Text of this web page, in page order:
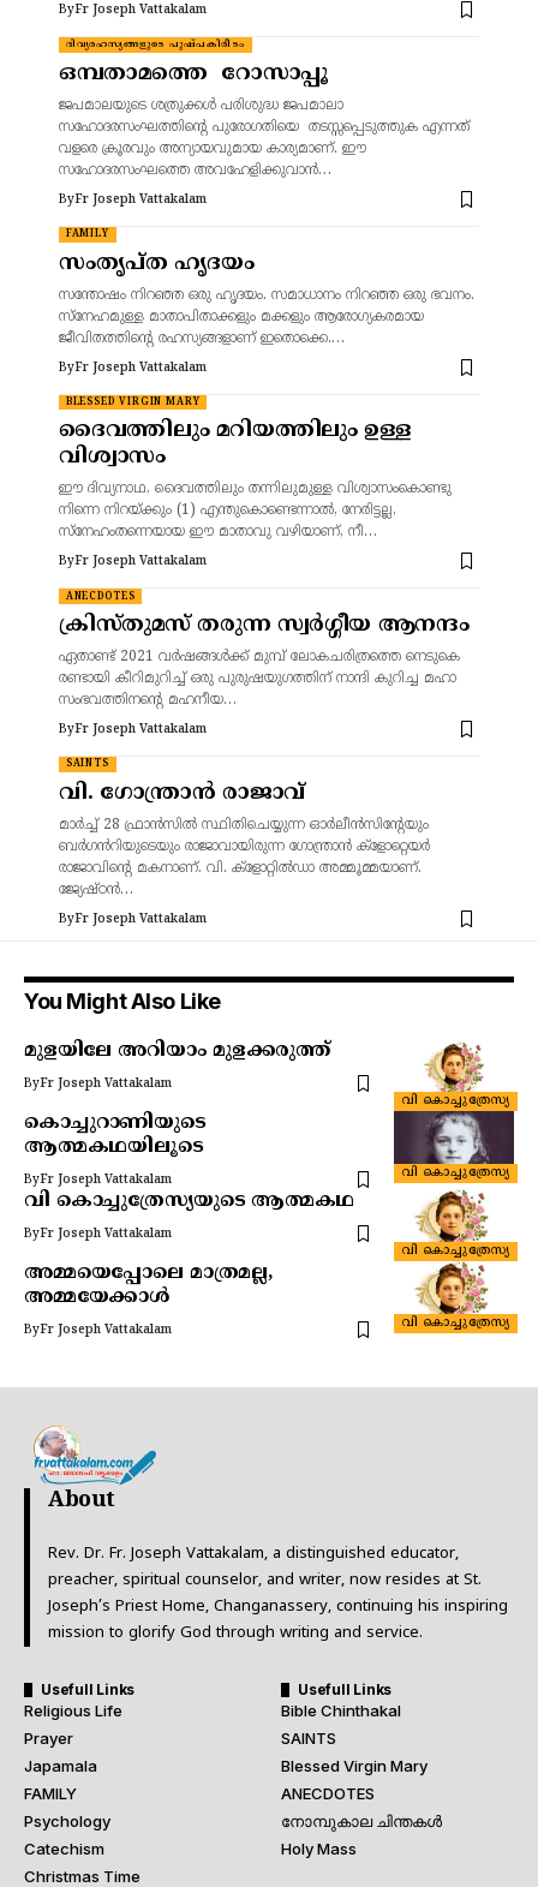
ByFr Joseph Vattakalam
ദിവ്യരഹസ്യങ്ങളുടെ പുഷ്പകിരീടം
ഒമ്പതാമത്തെ റോസാപ്പൂ
ജപമാലയുടെ ശത്രുക്കൾ പരിശുദ്ധ ജപമാലാ
സഹോദരസംഘത്തിന്റെ പുരോഗതിയെ തടസ്സപ്പെടുത്തുക എന്നത്
വളരെ ക്രൂരവും അന്യായവുമായ കാര്യമാണ്. ഈ
സഹോദരസംഘത്തെ അവഹേളിക്കുവാൻ…
ByFr Joseph Vattakalam
FAMILY
സംതൃപ്ത ഹൃദയം
സന്തോഷം നിറഞ്ഞ ഒരു ഹൃദയം. സമാധാനം നിറഞ്ഞ ഒരു ഭവനം.
സ്നേഹമുള്ള മാതാപിതാക്കളും മക്കളും ആരോഗ്യകരമായ
ജീവിതത്തിന്റെ രഹസ്യങ്ങളാണ് ഇതൊക്കെ.…
ByFr Joseph Vattakalam
BLESSED VIRGIN MARY
ദൈവത്തിലും മറിയത്തിലും ഉള്ള
വിശ്വാസം
ഈ ദിവ്യനാഥ, ദൈവത്തിലും തന്നിലുമുള്ള വിശ്വാസംകൊണ്ടു
നിന്നെ നിറയ്ക്കും (1) എന്തുകൊണ്ടെന്നാൽ, നേരിട്ടല്ല,
സ്നേഹംതന്നെയായ ഈ മാതാവു വഴിയാണ്, നീ…
ByFr Joseph Vattakalam
ANECDOTES
ക്രിസ്തുമസ് തരുന്ന സ്വർഗ്ഗീയ ആനന്ദം
ഏതാണ്ട് 2021 വർഷങ്ങൾക്ക് മുമ്പ് ലോകചരിത്രത്തെ നെടുകെ
രണ്ടായി കീറിമുറിച്ച് ഒരു പുരുഷയുഗത്തിന് നാന്ദി കുറിച്ച മഹാ
സംഭവത്തിനന്റെ മഹനീയ…
ByFr Joseph Vattakalam
SAINTS
വി. ഗോന്ത്രാൻ രാജാവ്
മാർച്ച് 28 ഫ്രാൻസിൽ സ്ഥിതിചെയ്യുന്ന ഓർലീൻസിന്റേയും
ബർഗൻറിയുടെയും രാജാവായിരുന്ന ഗോന്ത്രാൻ ക്ളോറ്റെയർ
രാജാവിന്റെ മകനാണ്. വി. ക്ളോറ്റിൽഡാ അമ്മൂമ്മയാണ്.
ജ്യേഷ്ഠൻ…
ByFr Joseph Vattakalam
You Might Also Like
വി കൊച്ചുത്രേസ്യ
മുളയിലേ അറിയാം മുളക്കരുത്ത്
ByFr Joseph Vattakalam
വി കൊച്ചുത്രേസ്യ
കൊച്ചുറാണിയുടെ
ആത്മകഥയിലൂടെ
ByFr Joseph Vattakalam
വി കൊച്ചുത്രേസ്യ
വി കൊച്ചുത്രേസ്യയുടെ ആത്മകഥ
ByFr Joseph Vattakalam
വി കൊച്ചുത്രേസ്യ
അമ്മയെപ്പോലെ മാത്രമല്ല,
അമ്മയേക്കാൾ
ByFr Joseph Vattakalam
About
Rev. Dr. Fr. Joseph Vattakalam, a distinguished educator,
preacher, spiritual counselor, and writer, now resides at St.
Joseph’s Priest Home, Changanassery, continuing his inspiring
mission to glorify God through writing and service.
Usefull Links
Religious Life
Prayer
Japamala
FAMILY
Psychology
Catechism
Christmas Time
Usefull Links
Bible Chinthakal
SAINTS
Blessed Virgin Mary
ANECDOTES
നോമ്പുകാല ചിന്തകൾ
Holy Mass